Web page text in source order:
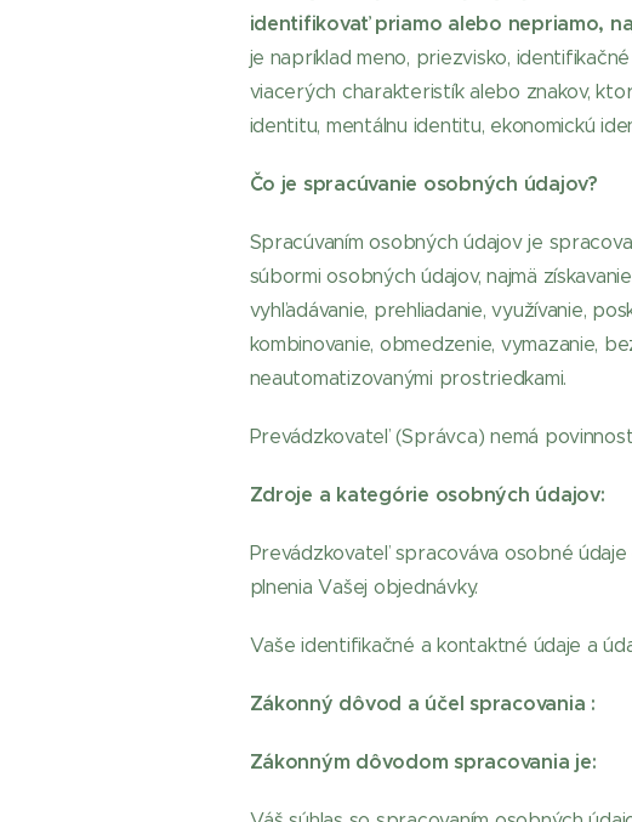
identifikovať priamo alebo nepriamo,
je napríklad meno, priezvisko,
viacerých charakteristík alebo znakov,
identitu, mentálnu identitu, ekonomickú
Čo je spracúvanie osobných údajov?
Spracúvaním osobných údajov je
súbormi osobných údajov, najmä
vyhľadávanie, prehliadanie, využívanie,
kombinovanie, obmedzenie, vymazanie,
neautomatizovanými prostriedkami.
Prevádzkovateľ (Správca) nemá
Zdroje a kategórie osobných údajov:
Prevádzkovateľ spracováva osobné
plnenia Vašej objednávky.
Vaše identifikačné a kontaktné údaje a
Zákonný dôvod a účel spracovania :
Zákonným dôvodom spracovania je: